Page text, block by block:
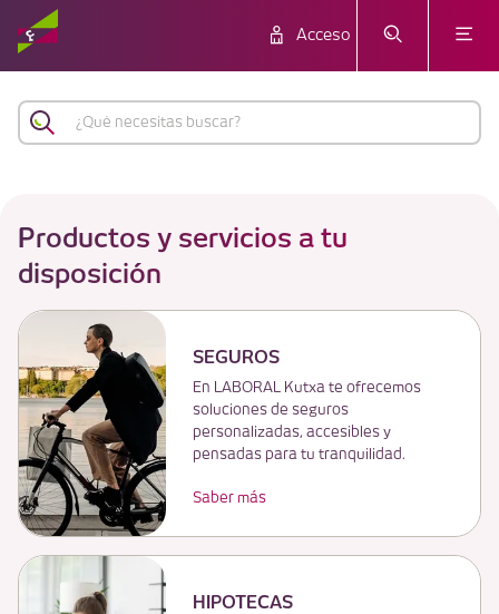
Acceso
Productos y servicios a tu
disposición
SEGUROS
En LABORAL Kutxa te ofrecemos
soluciones de seguros
personalizadas, accesibles y
pensadas para tu tranquilidad.
Saber más
HIPOTECAS